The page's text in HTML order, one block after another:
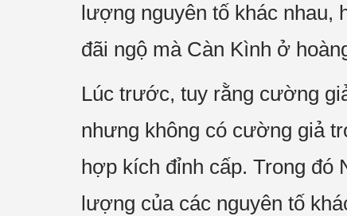
lượng nguyên tố khác nhau,
đãi ngộ mà Càn Kình ở
Lúc trước, tuy rằng cường
nhưng không có cường giả
hợp kích đỉnh cấp. Trong đó
lượng của các nguyên tố